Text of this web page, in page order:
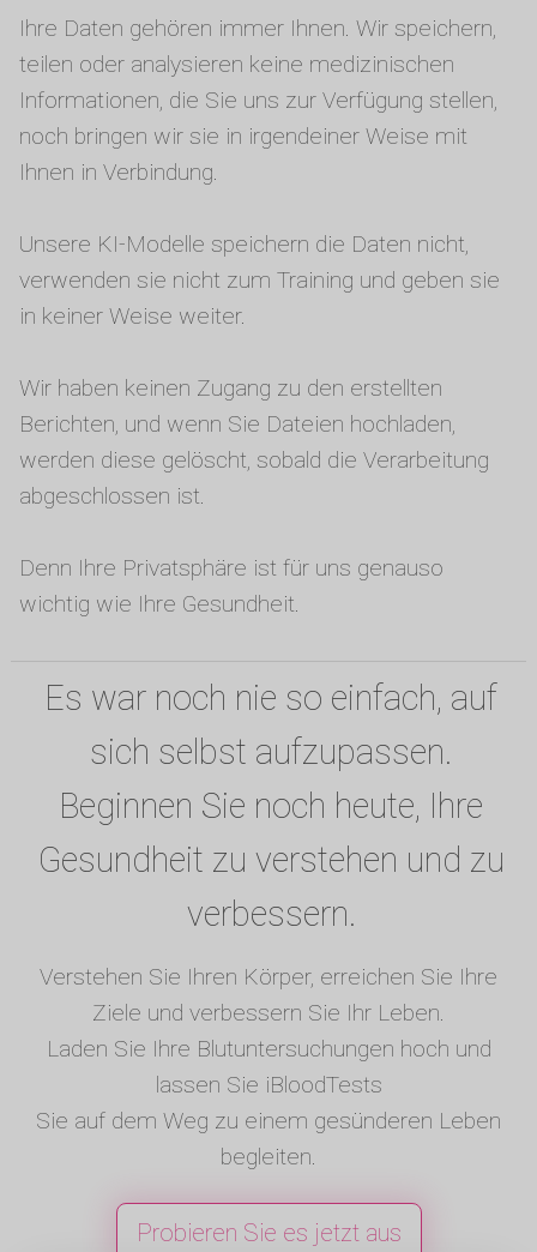
Ihre Daten gehören immer Ihnen. Wir speichern,
teilen oder analysieren keine medizinischen
Informationen, die Sie uns zur Verfügung stellen,
noch bringen wir sie in irgendeiner Weise mit
Ihnen in Verbindung.
Unsere KI-Modelle speichern die Daten nicht,
verwenden sie nicht zum Training und geben sie
in keiner Weise weiter.
Wir haben keinen Zugang zu den erstellten
Berichten, und wenn Sie Dateien hochladen,
werden diese gelöscht, sobald die Verarbeitung
abgeschlossen ist.
Denn Ihre Privatsphäre ist für uns genauso
wichtig wie Ihre Gesundheit.
Es war noch nie so einfach, auf
sich selbst aufzupassen.
Beginnen Sie noch heute, Ihre
Gesundheit zu verstehen und zu
verbessern.
Verstehen Sie Ihren Körper, erreichen Sie Ihre
Ziele und verbessern Sie Ihr Leben.
Laden Sie Ihre Blutuntersuchungen hoch und
lassen Sie iBloodTests
Sie auf dem Weg zu einem gesünderen Leben
begleiten.
Probieren Sie es jetzt aus